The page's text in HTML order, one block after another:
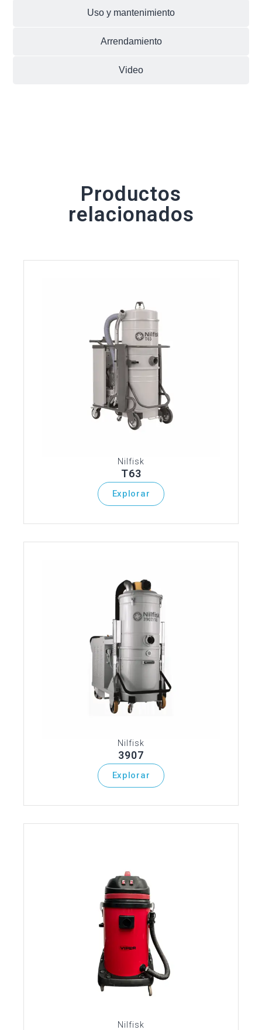
Uso y mantenimiento
Arrendamiento
Video
Productos
relacionados
Nilfisk
T63
Explorar
Nilfisk
3907
Explorar
Nilfisk